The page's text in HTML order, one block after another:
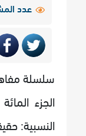
عدد
سلسلة
الجزء
النسبية: